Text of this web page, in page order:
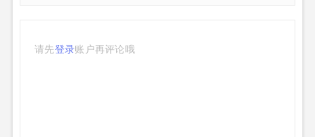
请先登录账户再评论哦